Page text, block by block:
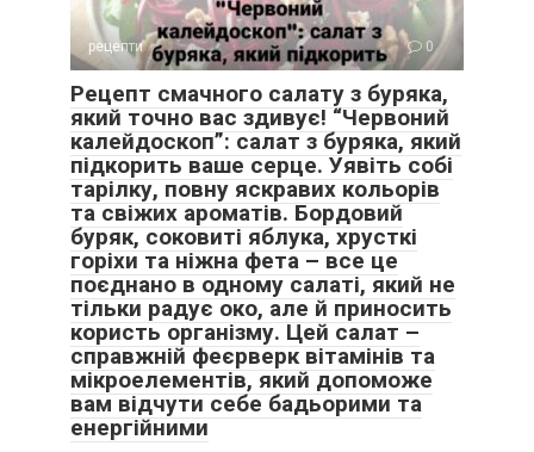
рецепти 0
Рецепт смачного салату з буряка,
який точно вас здивує! “Червоний
калейдоскоп”: салат з буряка, який
підкорить ваше серце. Уявіть собі
тарілку, повну яскравих кольорів
та свіжих ароматів. Бордовий
буряк, соковиті яблука, хрусткі
горіхи та ніжна фета – все це
поєднано в одному салаті, який не
тільки радує око, але й приносить
користь організму. Цей салат –
справжній феєрверк вітамінів та
мікроелементів, який допоможе
вам відчути себе бадьорими та
енергійними